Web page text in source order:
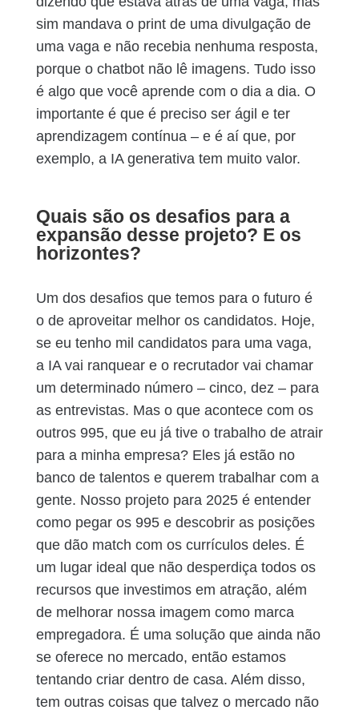
sim mandava o print de uma divulgação de
uma vaga e não recebia nenhuma resposta,
porque o chatbot não lê imagens. Tudo isso
é algo que você aprende com o dia a dia. O
importante é que é preciso ser ágil e ter
aprendizagem contínua – e é aí que, por
exemplo, a IA generativa tem muito valor.
Quais são os desafios para a
expansão desse projeto? E os
horizontes?
Um dos desafios que temos para o futuro é
o de aproveitar melhor os candidatos. Hoje,
se eu tenho mil candidatos para uma vaga,
a IA vai ranquear e o recrutador vai chamar
um determinado número – cinco, dez – para
as entrevistas. Mas o que acontece com os
outros 995, que eu já tive o trabalho de atrair
para a minha empresa? Eles já estão no
banco de talentos e querem trabalhar com a
gente. Nosso projeto para 2025 é entender
como pegar os 995 e descobrir as posições
que dão match com os currículos deles. É
um lugar ideal que não desperdiça todos os
recursos que investimos em atração, além
de melhorar nossa imagem como marca
empregadora. É uma solução que ainda não
se oferece no mercado, então estamos
tentando criar dentro de casa. Além disso,
tem outras coisas que talvez o mercado não